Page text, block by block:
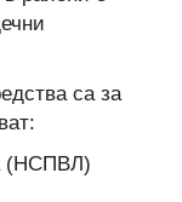
са за
(НСПВЛ)